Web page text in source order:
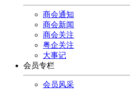
商会通知
商会新闻
商会关注
粤企关注
大事记
会员专栏
会员风采